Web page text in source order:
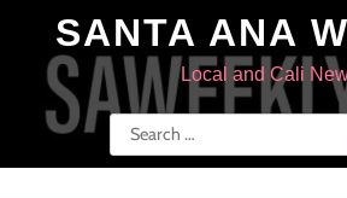
content
SANTA ANA
Local and Cali
Search
for: